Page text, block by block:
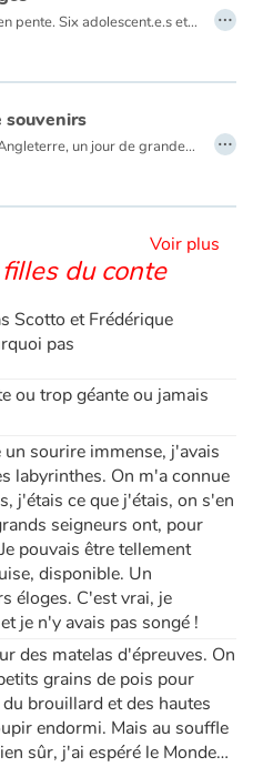
été 2023. Une rue en pente. Six adolescent.e.s et leur passion du skate, un spectacle simple de la vie, souriante et désinvolte. Jusqu'à ce jour où... …
souvenirs
Dans son village d’Angleterre, un jour de grande braderie, M. Wilson décide de mettre en vente quelque chose de tout à fait particulier : alors que ses voisins étalent devant leur porte, le long de la rue, toutes sortes d’objets usagés dont ils tentent de se débarrasser, il expose sur sa table, lui, de vieux souvenirs qu’il a extraits de sa tête en les tirant de son oreille… Et ça marche ! …
Voir plus
du conte
Scotto et Frédérique
pas
ou trop géante ou jamais
sourire immense, j'avais
labyrinthes. On m'a connue
j'étais ce que j'étais, on s'en
seigneurs ont, pour
pouvais être tellement
disponible. Un
éloges. C'est vrai, je
je n'y avais pas songé !
des matelas d'épreuves. On
grains de pois pour
brouillard et des hautes
endormi. Mais au souffle
sûr, j'ai espéré le Monde…